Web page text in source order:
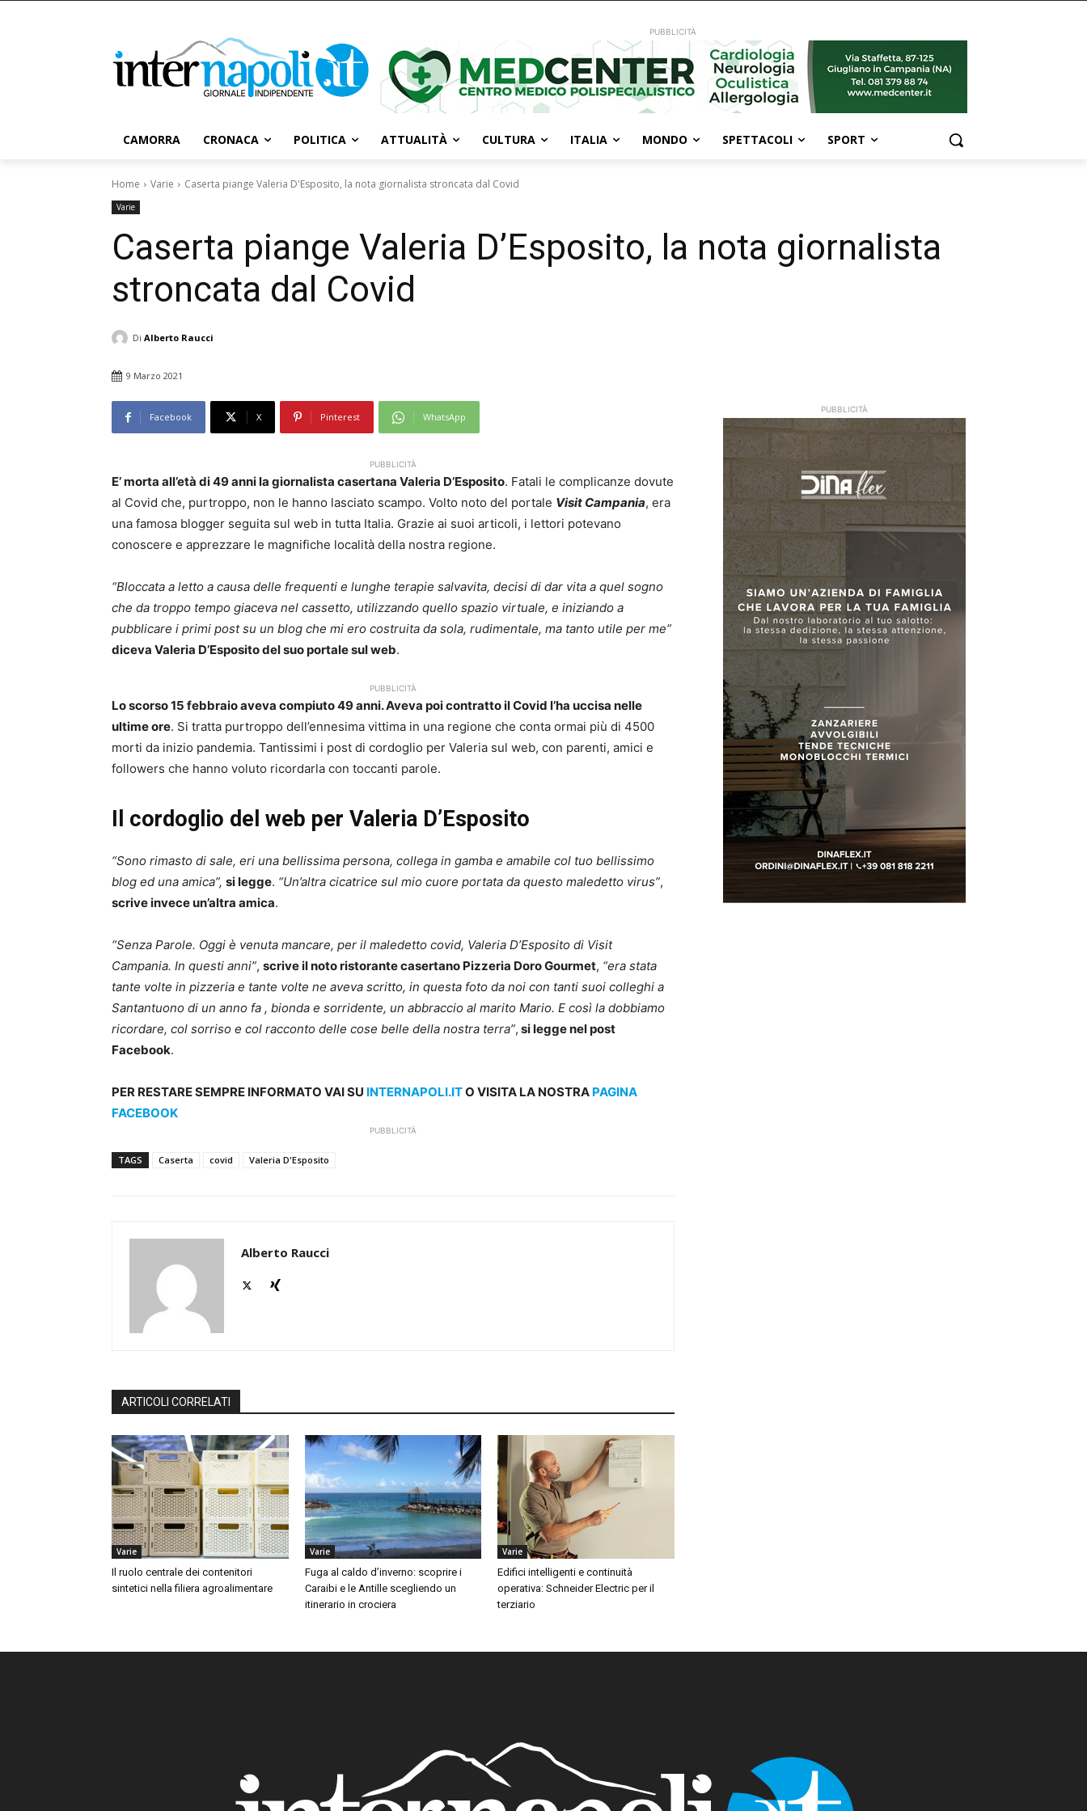
PUBBLICITÀ
CAMORRA CRONACA POLITICA ATTUALITÀ CULTURA ITALIA MONDO SPETTACOLI SPORT
Home Varie Caserta piange Valeria D'Esposito, la nota giornalista stroncata dal Covid
Varie
Caserta piange Valeria D’Esposito, la nota giornalista
stroncata dal Covid
Di Alberto Raucci
9 Marzo 2021
Facebook X Pinterest WhatsApp
PUBBLICITÀ
E’ morta all’età di 49 anni la giornalista casertana Valeria D’Esposito. Fatali le complicanze dovute
al Covid che, purtroppo, non le hanno lasciato scampo. Volto noto del portale Visit Campania, era
una famosa blogger seguita sul web in tutta Italia. Grazie ai suoi articoli, i lettori potevano
conoscere e apprezzare le magnifiche località della nostra regione.
“Bloccata a letto a causa delle frequenti e lunghe terapie salvavita, decisi di dar vita a quel sogno
che da troppo tempo giaceva nel cassetto, utilizzando quello spazio virtuale, e iniziando a
pubblicare i primi post su un blog che mi ero costruita da sola, rudimentale, ma tanto utile per me”
diceva Valeria D’Esposito del suo portale sul web.
PUBBLICITÀ
Lo scorso 15 febbraio aveva compiuto 49 anni. Aveva poi contratto il Covid l’ha uccisa nelle
ultime ore. Si tratta purtroppo dell’ennesima vittima in una regione che conta ormai più di 4500
morti da inizio pandemia. Tantissimi i post di cordoglio per Valeria sul web, con parenti, amici e
followers che hanno voluto ricordarla con toccanti parole.
Il cordoglio del web per Valeria D’Esposito
“Sono rimasto di sale, eri una bellissima persona, collega in gamba e amabile col tuo bellissimo
blog ed una amica”, si legge. “Un’altra cicatrice sul mio cuore portata da questo maledetto virus”,
scrive invece un’altra amica.
“Senza Parole. Oggi è venuta mancare, per il maledetto covid, Valeria D’Esposito di Visit
Campania. In questi anni”, scrive il noto ristorante casertano Pizzeria Doro Gourmet, “era stata
tante volte in pizzeria e tante volte ne aveva scritto, in questa foto da noi con tanti suoi colleghi a
Santantuono di un anno fa , bionda e sorridente, un abbraccio al marito Mario. E così la dobbiamo
ricordare, col sorriso e col racconto delle cose belle della nostra terra”, si legge nel post
Facebook.
PER RESTARE SEMPRE INFORMATO VAI SU INTERNAPOLI.ITO VISITA LA NOSTRA PAGINA
FACEBOOK
PUBBLICITÀ
TAGS Caserta covid Valeria D'Esposito
Alberto Raucci
ARTICOLI CORRELATI
Varie
Il ruolo centrale dei contenitori
sintetici nella filiera agroalimentare
Varie
Fuga al caldo d’inverno: scoprire i
Caraibi e le Antille scegliendo un
itinerario in crociera
Varie
Edifici intelligenti e continuità
operativa: Schneider Electric per il
terziario
PUBBLICITÀ